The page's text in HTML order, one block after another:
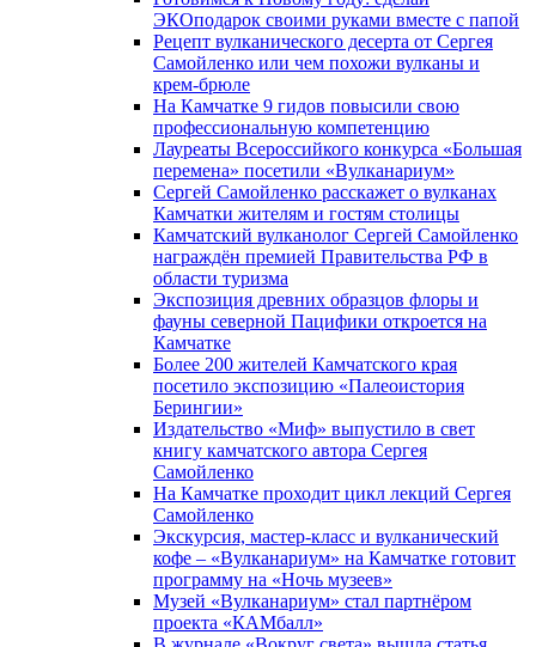
ЭКОподарок своими руками вместе с папой
Рецепт вулканического десерта от Сергея
Самойленко или чем похожи вулканы и
крем-брюле
На Камчатке 9 гидов повысили свою
профессиональную компетенцию
Лауреаты Всероссийкого конкурса «Большая
перемена» посетили «Вулканариум»
Сергей Самойленко расскажет о вулканах
Камчатки жителям и гостям столицы
Камчатский вулканолог Сергей Самойленко
награждён премией Правительства РФ в
области туризма
Экспозиция древних образцов флоры и
фауны северной Пацифики откроется на
Камчатке
Более 200 жителей Камчатского края
посетило экспозицию «Палеоистория
Берингии»
Издательство «Миф» выпустило в свет
книгу камчатского автора Сергея
Самойленко
На Камчатке проходит цикл лекций Сергея
Самойленко
Экскурсия, мастер-класс и вулканический
кофе – «Вулканариум» на Камчатке готовит
программу на «Ночь музеев»
Музей «Вулканариум» стал партнёром
проекта «КАМбалл»